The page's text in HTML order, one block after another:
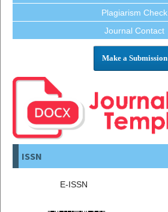
Plagiarism Check
Journal Contact
Make a Submission
ISSN
E-ISSN